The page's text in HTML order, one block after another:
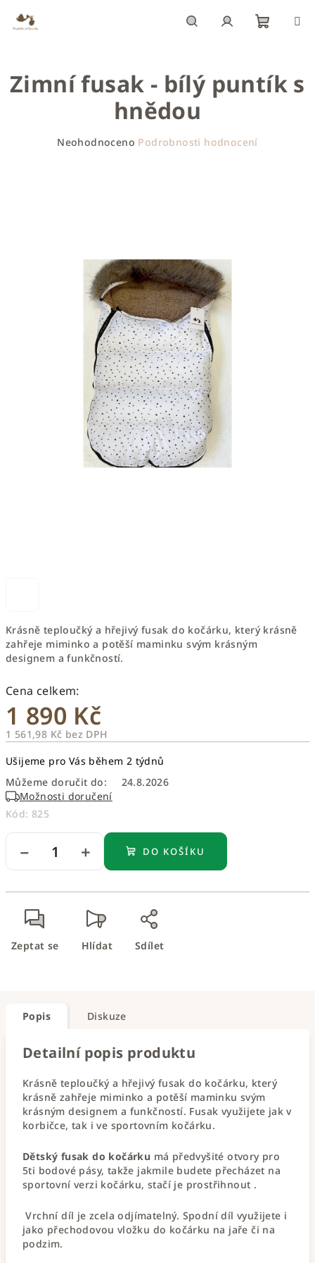
obsah
košík
Krásně teploučký a hřejivý fusak do kočárku, který krásně
zahřeje miminko a potěší maminku svým krásným
designem a funkčností.
1 890 Kč
1 561,98 Kč bez DPH
cena:
Ušijeme pro Vás během 2 týdnů
Můžeme doručit do:
24.8.2026
Možnosti doručení
Kód: 825
+
− DO KOŠÍKU
Zeptat se Hlídat Sdílet
Zimní fusak - bílý puntík s
hnědou
Neohodnoceno Podrobnosti hodnocení
Popis Diskuze
Detailní popis produktu
Krásně teploučký a hřejivý fusak do kočárku, který
krásně zahřeje miminko a potěší maminku svým
krásným designem a funkčností. Fusak využijete jak v
korbičce, tak i ve sportovním kočárku.
Dětský fusak do kočárku má předvyšité otvory pro
5ti bodové pásy, takže jakmile budete přecházet na
sportovní verzi kočárku, stačí je prostřihnout .
Vrchní díl je zcela odjímatelný. Spodní díl využijete i
jako přechodovou vložku do kočárku na jaře či na
podzim.